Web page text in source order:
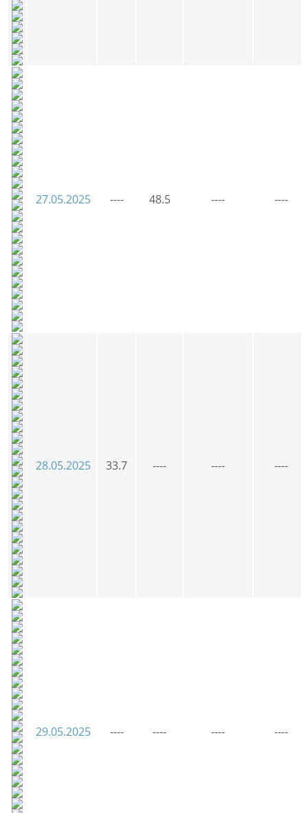
27.05.2025 ---- 48.5 ---- ----
28.05.2025 33.7 ---- ---- ----
29.05.2025 ---- ---- ---- ----